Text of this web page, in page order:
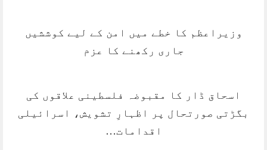
وزیراعظم کا خطے میں امن کے لیے کوششیں
جاری رکھنے کا عزم
اسحاق ڈار کا مقبوضہ فلسطینی علاقوں کی
بگڑتی صورتحال پر اظہارِ تشویش، اسرائیلی
اقدامات…